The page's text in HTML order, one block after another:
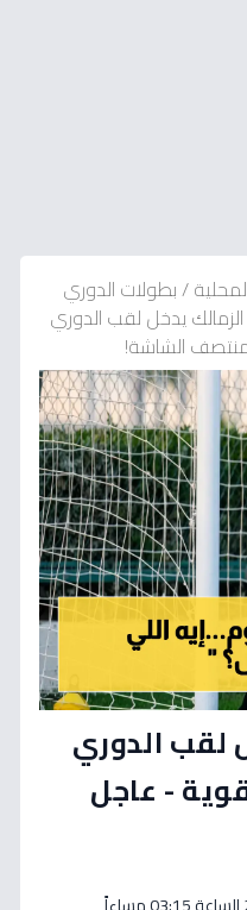
/بطولات الدوري
يدخل لقب الدوري
لقب الدوري
قوية - عاجل